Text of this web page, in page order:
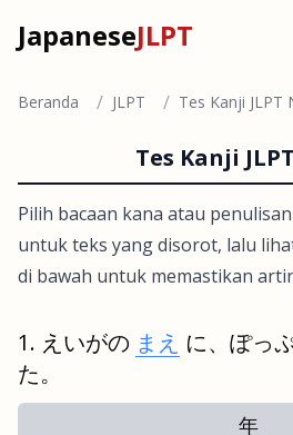
JapaneseJLPT
Beranda / JLPT / Tes Kanji JLPT
Tes Kanji
Pilih bacaan kana atau
untuk teks yang disorot, lalu
di bawah untuk memastikan
えいがの まえ に、ぽっ
た。
年